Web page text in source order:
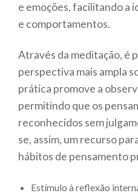
e emoções, facilitando a
e comportamentos.
Através da meditação, é
perspectiva mais ampla
prática promove a
permitindo que os
reconhecidos sem
se, assim, um recurso
hábitos de pensamento
Estímulo à reflexão